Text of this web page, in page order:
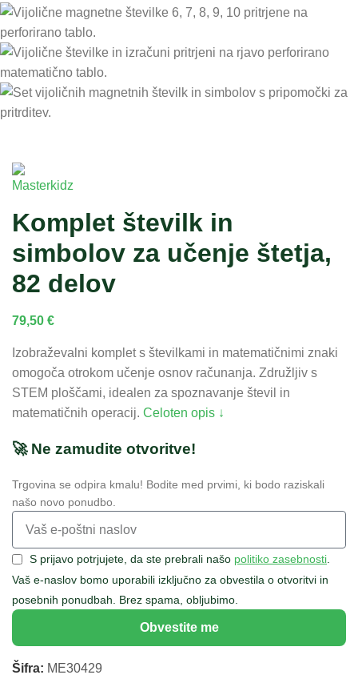
Komplet številk in
simbolov za učenje štetja,
82 delov
79,50 €
Izobraževalni komplet s številkami in matematičnimi znaki
omogoča otrokom učenje osnov računanja. Združljiv s
STEM ploščami, idealen za spoznavanje števil in
matematičnih operacij. Celoten opis ↓
🚀 Ne zamudite otvoritve!
Trgovina se odpira kmalu! Bodite med prvimi, ki bodo raziskali
našo novo ponudbo.
S prijavo potrjujete, da ste prebrali našo politiko zasebnosti.
Vaš e-naslov bomo uporabili izključno za obvestila o otvoritvi in
posebnih ponudbah. Brez spama, obljubimo.
Obvestite me
Šifra: ME30429